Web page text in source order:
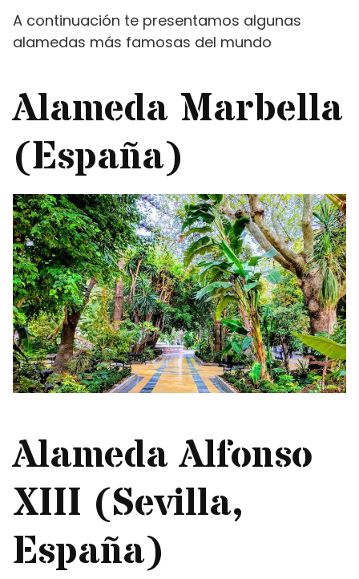
A continuación te presentamos algunas
alamedas más famosas del mundo
Alameda Marbella
(España)
Alameda Alfonso
XIII (Sevilla,
España)